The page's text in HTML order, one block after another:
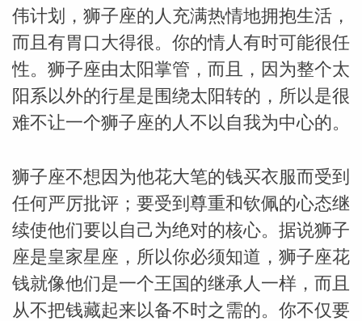
网_苏珊
米勒
伟计划，狮子座的人充满热情地拥抱生活，
而且有胃口大得很。你的情人有时可能很任
性。狮子座由太阳掌管，而且，因为整个太
阳系以外的行星是围绕太阳转的，所以是很
难不让一个狮子座的人不以自我为中心的。
狮子座不想因为他花大笔的钱买衣服而受到
任何严厉批评；要受到尊重和钦佩的心态继
续使他们要以自己为绝对的核心。据说狮子
座是皇家星座，所以你必须知道，狮子座花
钱就像他们是一个王国的继承人一样，而且
从不把钱藏起来以备不时之需的。你不仅要